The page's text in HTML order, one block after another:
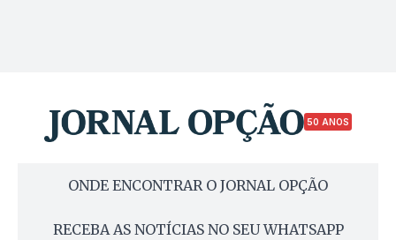
50 ANOS
ONDE ENCONTRAR O JORNAL OPÇÃO
RECEBA AS NOTÍCIAS NO SEU WHATSAPP